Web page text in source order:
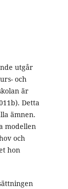
utgår
och
är
Detta
ämnen.
modellen
och
hon